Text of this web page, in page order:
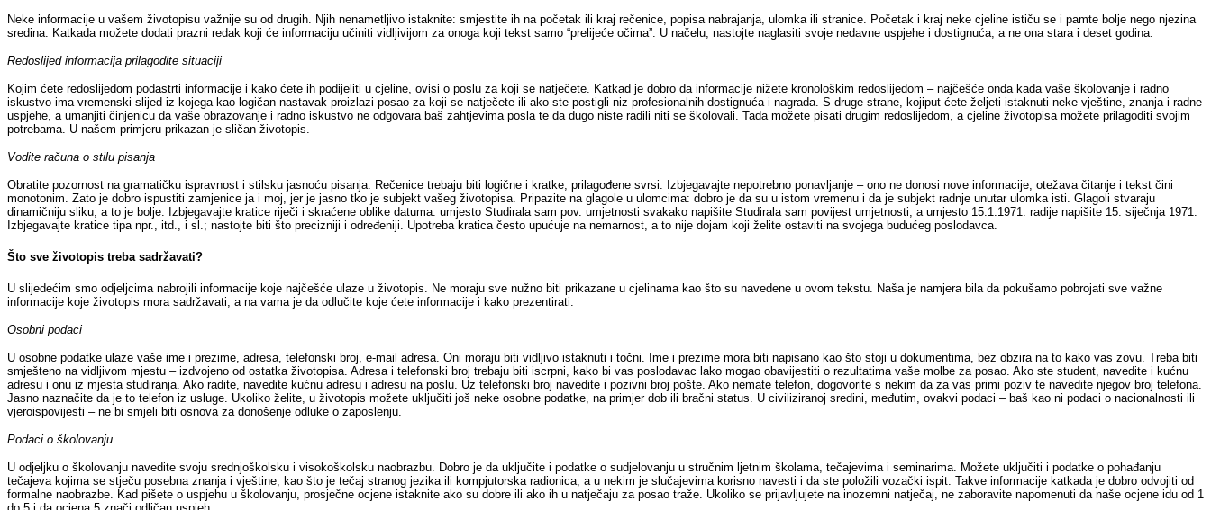
Neke informacije u vašem životopisu važnije su od drugih. Njih nenametljivo istaknite: smjestite ih na početak ili kraj rečenice, popisa nabrajanja, ulomka ili stranice. Početak i kraj neke cjeline ističu se i pamte bolje nego njezina
sredina. Katkada možete dodati prazni redak koji će informaciju učiniti vidljivijom za onoga koji tekst samo “prelijeće očima”. U načelu, nastojte naglasiti svoje nedavne uspjehe i dostignuća, a ne ona stara i deset godina.
Redoslijed informacija prilagodite situaciji
Kojim ćete redoslijedom podastrti informacije i kako ćete ih podijeliti u cjeline, ovisi o poslu za koji se natječete. Katkad je dobro da informacije nižete kronološkim redoslijedom – najčešće onda kada vaše školovanje i radno
iskustvo ima vremenski slijed iz kojega kao logičan nastavak proizlazi posao za koji se natječete ili ako ste postigli niz profesionalnih dostignuća i nagrada. S druge strane, kojiput ćete željeti istaknuti neke vještine, znanja i radne
uspjehe, a umanjiti činjenicu da vaše obrazovanje i radno iskustvo ne odgovara baš zahtjevima posla te da dugo niste radili niti se školovali. Tada možete pisati drugim redoslijedom, a cjeline životopisa možete prilagoditi svojim
potrebama. U našem primjeru prikazan je sličan životopis.
Vodite računa o stilu pisanja
Obratite pozornost na gramatičku ispravnost i stilsku jasnoću pisanja. Rečenice trebaju biti logične i kratke, prilagođene svrsi. Izbjegavajte nepotrebno ponavljanje – ono ne donosi nove informacije, otežava čitanje i tekst čini
monotonim. Zato je dobro ispustiti zamjenice ja i moj, jer je jasno tko je subjekt vašeg životopisa. Pripazite na glagole u ulomcima: dobro je da su u istom vremenu i da je subjekt radnje unutar ulomka isti. Glagoli stvaraju
dinamičniju sliku, a to je bolje. Izbjegavajte kratice riječi i skraćene oblike datuma: umjesto Studirala sam pov. umjetnosti svakako napišite Studirala sam povijest umjetnosti, a umjesto 15.1.1971. radije napišite 15. siječnja 1971.
Izbjegavajte kratice tipa npr., itd., i sl.; nastojte biti što precizniji i određeniji. Upotreba kratica često upućuje na nemarnost, a to nije dojam koji želite ostaviti na svojega budućeg poslodavca.
Što sve životopis treba sadržavati?
U slijedećim smo odjeljcima nabrojili informacije koje najčešće ulaze u životopis. Ne moraju sve nužno biti prikazane u cjelinama kao što su navedene u ovom tekstu. Naša je namjera bila da pokušamo pobrojati sve važne
informacije koje životopis mora sadržavati, a na vama je da odlučite koje ćete informacije i kako prezentirati.
Osobni podaci
U osobne podatke ulaze vaše ime i prezime, adresa, telefonski broj, e-mail adresa. Oni moraju biti vidljivo istaknuti i točni. Ime i prezime mora biti napisano kao što stoji u dokumentima, bez obzira na to kako vas zovu. Treba biti
smješteno na vidljivom mjestu – izdvojeno od ostatka životopisa. Adresa i telefonski broj trebaju biti iscrpni, kako bi vas poslodavac lako mogao obavijestiti o rezultatima vaše molbe za posao. Ako ste student, navedite i kućnu
adresu i onu iz mjesta studiranja. Ako radite, navedite kućnu adresu i adresu na poslu. Uz telefonski broj navedite i pozivni broj pošte. Ako nemate telefon, dogovorite s nekim da za vas primi poziv te navedite njegov broj telefona.
Jasno naznačite da je to telefon iz usluge. Ukoliko želite, u životopis možete uključiti još neke osobne podatke, na primjer dob ili bračni status. U civiliziranoj sredini, međutim, ovakvi podaci – baš kao ni podaci o nacionalnosti ili
vjeroispovijesti – ne bi smjeli biti osnova za donošenje odluke o zaposlenju.
Podaci o školovanju
U odjeljku o školovanju navedite svoju srednjoškolsku i visokoškolsku naobrazbu. Dobro je da uključite i podatke o sudjelovanju u stručnim ljetnim školama, tečajevima i seminarima. Možete uključiti i podatke o pohađanju
tečajeva kojima se stječu posebna znanja i vještine, kao što je tečaj stranog jezika ili kompjutorska radionica, a u nekim je slučajevima korisno navesti i da ste položili vozački ispit. Takve informacije katkada je dobro odvojiti od
formalne naobrazbe. Kad pišete o uspjehu u školovanju, prosječne ocjene istaknite ako su dobre ili ako ih u natječaju za posao traže. Ukoliko se prijavljujete na inozemni natječaj, ne zaboravite napomenuti da naše ocjene idu od 1